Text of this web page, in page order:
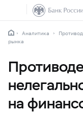
Аналитика
рынка
на